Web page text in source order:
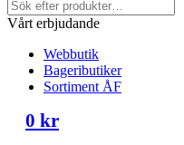
Vårt erbjudande
Webbutik
Bageributiker
Sortiment ÅF
0 kr